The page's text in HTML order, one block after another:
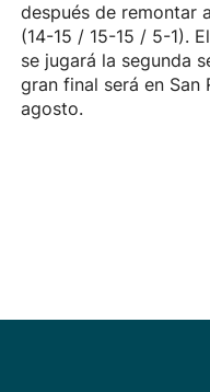
después de remontar
(14-15 / 15-15 / 5-1).
se jugará la segunda
gran final será en San
agosto.